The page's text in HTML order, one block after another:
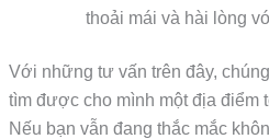
thoải mái và hài lòng
Với những tư vấn trên đây,
tìm được cho mình một địa điểm
Nếu bạn vẫn đang thắc mắc